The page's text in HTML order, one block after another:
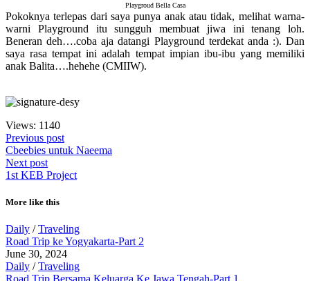
Playgroud Bella Casa
Pokoknya terlepas dari saya punya anak atau tidak, melihat warna-
warni Playground itu sungguh membuat jiwa ini tenang loh.
Beneran deh….coba aja datangi Playground terdekat anda :). Dan
saya rasa tempat ini adalah tempat impian ibu-ibu yang memiliki
anak Balita….hehehe (CMIIW).
Views: 1140
Previous post
Cbeebies untuk Naeema
Next post
1st KEB Project
More like this
Daily /Traveling
Road Trip ke Yogyakarta-Part 2
June 30, 2024
Daily /Traveling